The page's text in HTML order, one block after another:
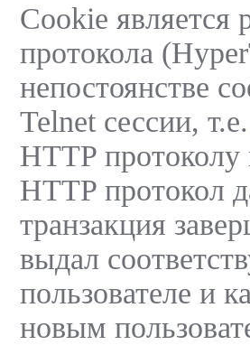
Cookie является
протокола
непостоянстве
Telnet сессии,
HTTP
HTTP протокол
транзакция
выдал
пользователе и
новым